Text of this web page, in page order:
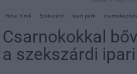
Helyi hírek Szekszárd ipari park csarnoképítés
Csarnokokkal
a szekszárdi